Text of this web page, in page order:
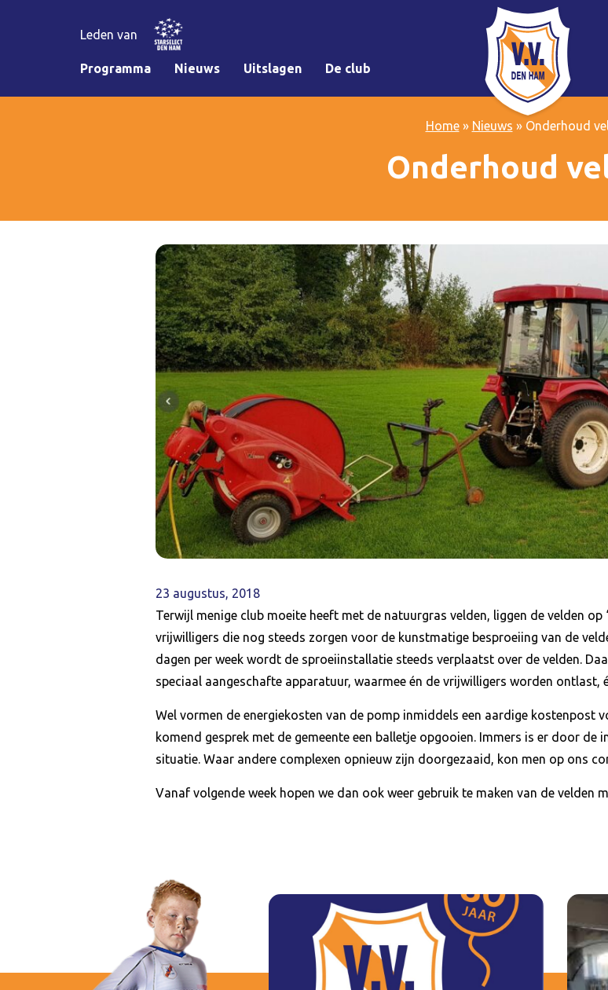
Leden van
Programma Nieuws Uitslagen De club
Home» Nieuws » Onderhoud
Onderhoud
23 augustus, 2018
Terwijl menige club moeite heeft met de natuurgras velden, liggen de velden
vrijwilligers die nog steeds zorgen voor de kunstmatige besproeiing van de
dagen per week wordt de sproeiinstallatie steeds verplaatst over de velden.
speciaal aangeschafte apparatuur, waarmee én de vrijwilligers worden ontlast,
Wel vormen de energiekosten van de pomp inmiddels een aardige kostenpost
komend gesprek met de gemeente een balletje opgooien. Immers is er door de
situatie. Waar andere complexen opnieuw zijn doorgezaaid, kon men op ons
Vanaf volgende week hopen we dan ook weer gebruik te maken van de velden